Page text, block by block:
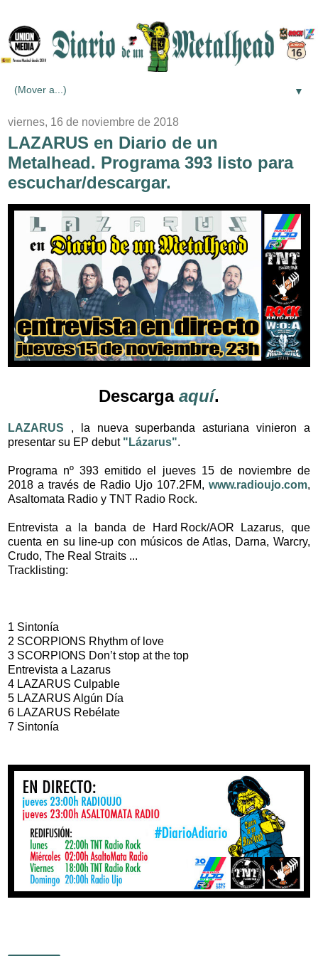
▼
viernes, 16 de noviembre de 2018
LAZARUS en Diario de un
Metalhead. Programa 393 listo para
escuchar/descargar.
Descarga aquí.
LAZARUS , la nueva superbanda asturiana vinieron a
presentar su EP debut "Lázarus".
Programa nº 393 emitido el jueves 15 de noviembre de
2018 a través de Radio Ujo 107.2FM, www.radioujo.com,
Asaltomata Radio y TNT Radio Rock.
Entrevista a la banda de Hard Rock/AOR Lazarus, que
cuenta en su line-up con músicos de Atlas, Darna, Warcry,
Crudo, The Real Straits ...
Tracklisting:
1 Sintonía
2 SCORPIONS Rhythm of love
3 SCORPIONS Don’t stop at the top
Entrevista a Lazarus
4 LAZARUS Culpable
5 LAZARUS Algún Día
6 LAZARUS Rebélate
7 Sintonía